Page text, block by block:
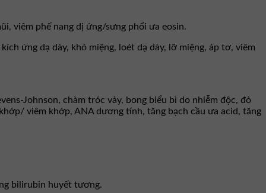
viêm phế nang dị ứng/sưng phổi ưa eosin.
ứng dạ dày, khó miệng, loét dạ dày, lỡ miệng, áp tơ, viêm
Johnson, chàm tróc vảy, bong biểu bì do nhiễm độc, đỏ
viêm khớp, ANA dương tính, tăng bạch cầu ưa acid, tăng
bilirubin huyết tương.